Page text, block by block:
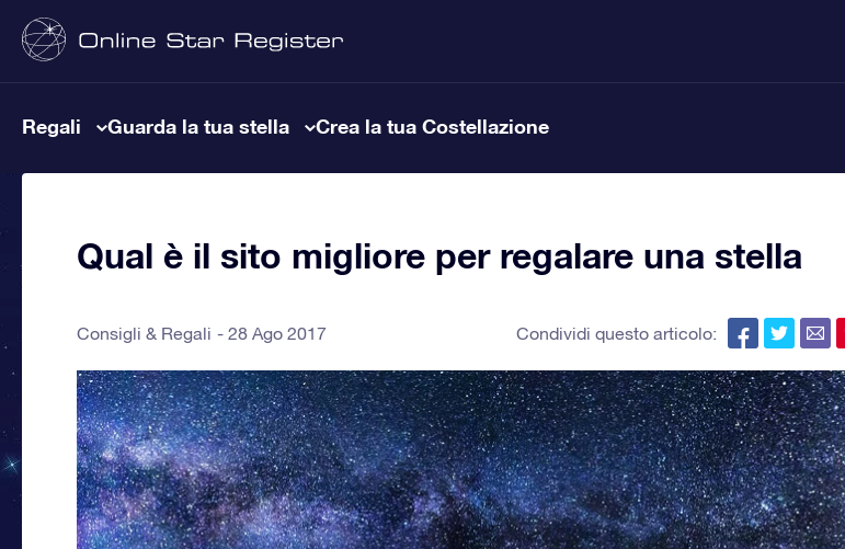
Regali Guarda la tua stella Crea la tua Costellazione
Qual è il sito migliore per regalare una stella
Consigli & Regali 28 Ago 2017 Condividi questo articolo: